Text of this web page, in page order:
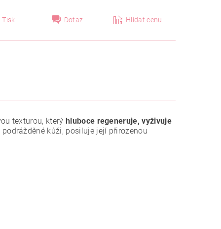
Tisk Dotaz Hlídat cenu
texturou, který hluboce regeneruje, vyživuje
kůži, posiluje její přirozenou